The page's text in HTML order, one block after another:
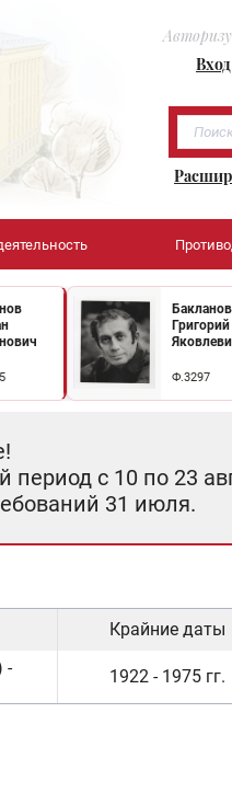
Вход
Бакланов
Григорий
Ф.3297
с 10 по 23
31 июля.
Крайние даты
-
1922 - 1975 гг.